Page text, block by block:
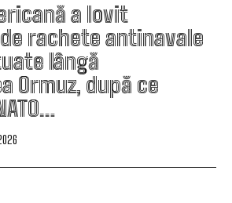
a lovit
rachete antinavale
lângă
Ormuz, după ce